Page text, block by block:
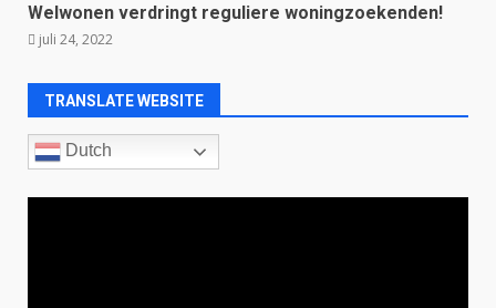
Welwonen verdringt reguliere woningzoekenden!
juli 24, 2022
TRANSLATE WEBSITE
Dutch